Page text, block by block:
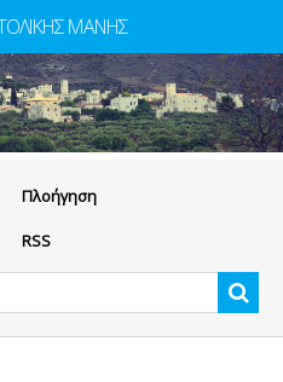
Πλοήγηση
RSS
ΜΑΝΗΣ